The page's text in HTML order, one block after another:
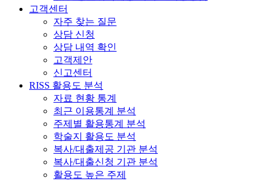
고객센터
자주 찾는 질문
상담 신청
상담 내역 확인
고객제안
신고센터
RISS 활용도 분석
자료 현황 통계
최근 이용통계 분석
주제별 활용통계 분석
학술지 활용도 분석
복사/대출제공 기관 분석
복사/대출신청 기관 분석
활용도 높은 주제